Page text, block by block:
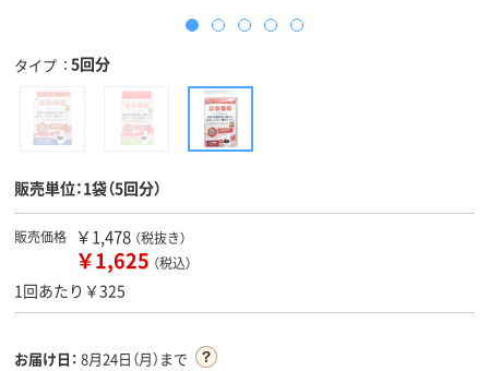
タイプ 5回分
販売単位：1袋（5回分）
販売価格 ￥1,478 （税抜き）
￥1,625 （税込）
1回あたり￥325
お届け日： 8月24日（月）まで